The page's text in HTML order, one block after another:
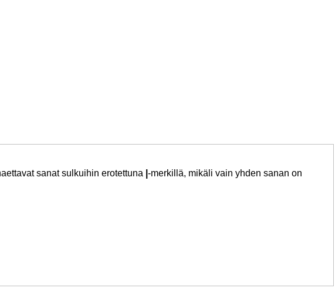
sanat sulkuihin erotettuna -merkillä, mikäli vain yhden sanan on